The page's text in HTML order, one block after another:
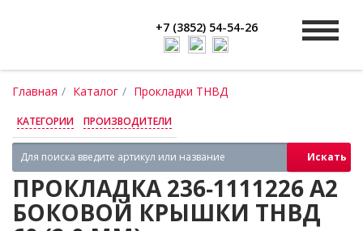
+7 (3852) 54-54-26
Главная Каталог Прокладки ТНВД
КАТЕГОРИИ ПРОИЗВОДИТЕЛИ
Искать
ПРОКЛАДКА 236‑1111226 А2
БОКОВОЙ КРЫШКИ ТНВД